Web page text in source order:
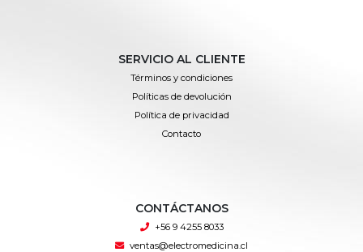
SERVICIO AL CLIENTE
Términos y condiciones
Políticas de devolución
Política de privacidad
Contacto
CONTÁCTANOS
+56 9 4255 8033
ventas@electromedicina.cl